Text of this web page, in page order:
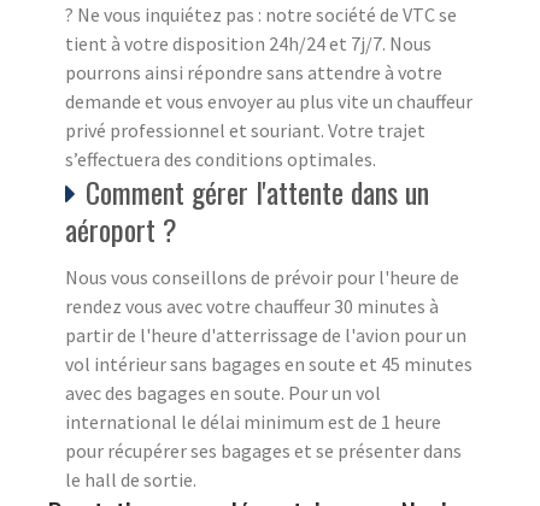
? Ne vous inquiétez pas : notre société de VTC se
tient à votre disposition 24h/24 et 7j/7. Nous
pourrons ainsi répondre sans attendre à votre
demande et vous envoyer au plus vite un chauffeur
privé professionnel et souriant. Votre trajet
s’effectuera des conditions optimales.
Comment gérer l'attente dans un
aéroport ?
Nous vous conseillons de prévoir pour l'heure de
rendez vous avec votre chauffeur 30 minutes à
partir de l'heure d'atterrissage de l'avion pour un
vol intérieur sans bagages en soute et 45 minutes
avec des bagages en soute. Pour un vol
international le délai minimum est de 1 heure
pour récupérer ses bagages et se présenter dans
le hall de sortie.